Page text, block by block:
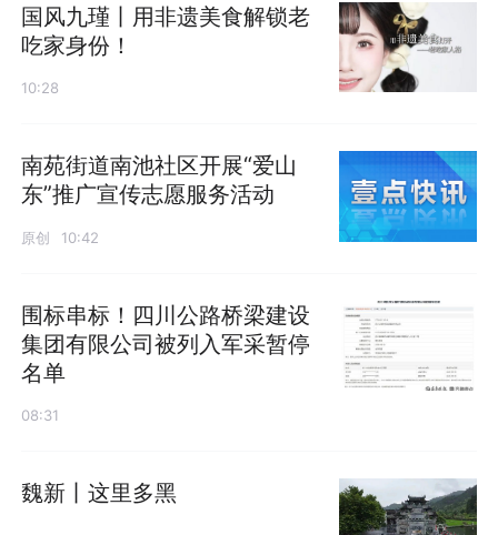
国风九瑾丨用非遗美食解锁老
吃家身份！
10:28
南苑街道南池社区开展“爱山
东”推广宣传志愿服务活动
原创 10:42
围标串标！四川公路桥梁建设
集团有限公司被列入军采暂停
名单
08:31
魏新丨这里多黑